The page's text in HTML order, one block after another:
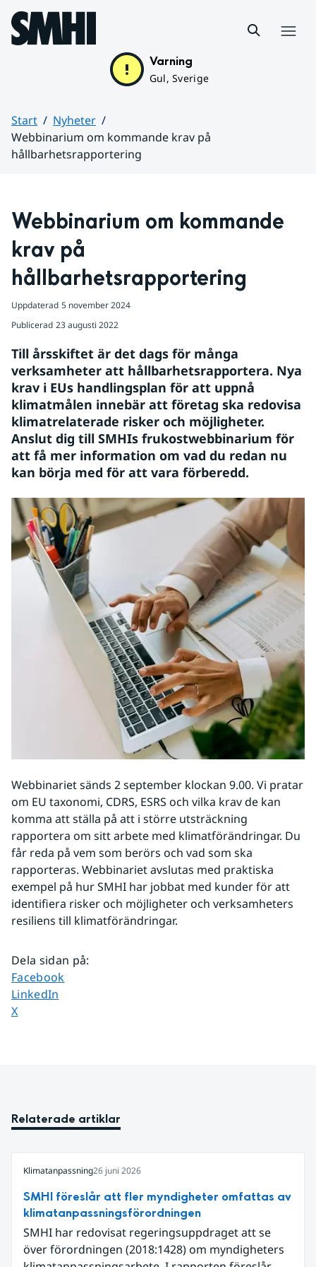
Hoppa till sidans innehåll
Varning
Gul, Sverige
Start
Nyheter
Webbinarium om kommande krav på
hållbarhetsrapportering
Webbinarium om kommande
krav på
hållbarhetsrapportering
Uppdaterad 5 november 2024
Publicerad 23 augusti 2022
Till årsskiftet är det dags för många
verksamheter att hållbarhetsrapportera. Nya
krav i EUs handlingsplan för att uppnå
klimatmålen innebär att företag ska redovisa
klimatrelaterade risker och möjligheter.
Anslut dig till SMHIs frukostwebbinarium för
att få mer information om vad du redan nu
kan börja med för att vara förberedd.
Webbinariet sänds 2 september klockan 9.00. Vi pratar
om EU taxonomi, CDRS, ESRS och vilka krav de kan
komma att ställa på att i större utsträckning
rapportera om sitt arbete med klimatförändringar. Du
får reda på vem som berörs och vad som ska
rapporteras. Webbinariet avslutas med praktiska
exempel på hur SMHI har jobbat med kunder för att
identifiera risker och möjligheter och verksamheters
resiliens till klimatförändringar.
Dela sidan på:
Dela sidan på
Facebook
Dela sidan på
LinkedIn
Dela sidan på
X
Relaterade artiklar
Klimatanpassning26 juni 2026
SMHI föreslår att fler myndigheter omfattas av
klimatanpassningsförordningen
SMHI har redovisat regeringsuppdraget att se
över förordningen (2018:1428) om myndigheters